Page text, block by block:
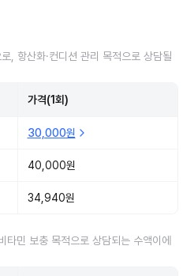
, 항산화·컨디션 관리 목적으로 상담될
가격(1회)
30,000원
40,000원
34,940원
민 보충 목적으로 상담되는 수액이에